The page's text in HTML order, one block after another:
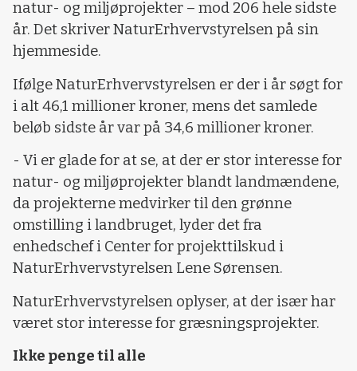
natur- og miljøprojekter – mod 206 hele sidste
år. Det skriver NaturErhvervstyrelsen på sin
hjemmeside.
Ifølge NaturErhvervstyrelsen er der i år søgt for
i alt 46,1 millioner kroner, mens det samlede
beløb sidste år var på 34,6 millioner kroner.
- Vi er glade for at se, at der er stor interesse for
natur- og miljøprojekter blandt landmændene,
da projekterne medvirker til den grønne
omstilling i landbruget, lyder det fra
enhedschef i Center for projekttilskud i
NaturErhvervstyrelsen Lene Sørensen.
NaturErhvervstyrelsen oplyser, at der især har
været stor interesse for græsningsprojekter.
Ikke penge til alle